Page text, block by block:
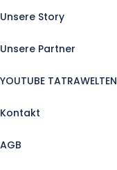
Unsere Story
Unsere Partner
YOUTUBE TATRAWELTEN
Kontakt
AGB